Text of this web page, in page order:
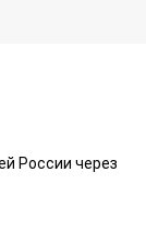
России через